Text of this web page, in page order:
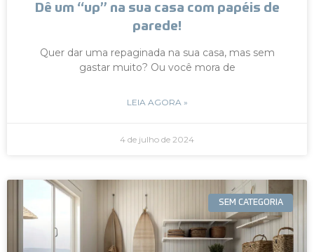
Dê um “up” na sua casa com papéis de
parede!
Quer dar uma repaginada na sua casa, mas sem
gastar muito? Ou você mora de
LEIA AGORA »
4 de julho de 2024
SEM CATEGORIA